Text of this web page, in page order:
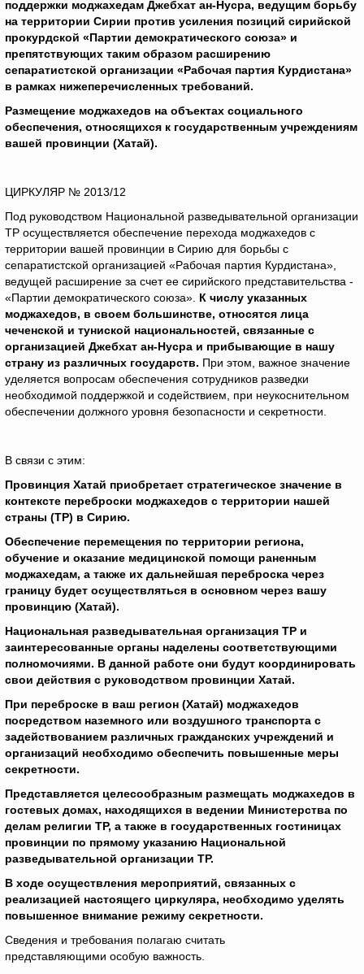
поддержки моджахедам Джебхат ан-Нусра, ведущим борьбу
на территории Сирии против усиления позиций сирийской
прокурдской «Партии демократического союза» и
препятствующих таким образом расширению
сепаратистской организации «Рабочая партия Курдистана»
в рамках нижеперечисленных требований.
Размещение моджахедов на объектах социального
обеспечения, относящихся к государственным учреждениям
вашей провинции (Хатай).
ЦИРКУЛЯР № 2013/12
Под руководством Национальной разведывательной организации
ТР осуществляется обеспечение перехода моджахедов с
территории вашей провинции в Сирию для борьбы с
сепаратистской организацией «Рабочая партия Курдистана»,
ведущей расширение за счет ее сирийского представительства -
«Партии демократического союза». К числу указанных
моджахедов, в своем большинстве, относятся лица
чеченской и туниской национальностей, связанные с
организацией Джебхат ан-Нусра и прибывающие в нашу
страну из различных государств. При этом, важное значение
уделяется вопросам обеспечения сотрудников разведки
необходимой поддержкой и содействием, при неукоснительном
обеспечении должного уровня безопасности и секретности.
В связи с этим:
Провинция Хатай приобретает стратегическое значение в
контексте переброски моджахедов с территории нашей
страны (ТР) в Сирию.
Обеспечение перемещения по территории региона,
обучение и оказание медицинской помощи раненным
моджахедам, а также их дальнейшая переброска через
границу будет осуществляться в основном через вашу
провинцию (Хатай).
Национальная разведывательная организация ТР и
заинтересованные органы наделены соответствующими
полномочиями. В данной работе они будут координировать
свои действия с руководством провинции Хатай.
При переброске в ваш регион (Хатай) моджахедов
посредством наземного или воздушного транспорта с
задействованием различных гражданских учреждений и
организаций необходимо обеспечить повышенные меры
секретности.
Представляется целесообразным размещать моджахедов в
гостевых домах, находящихся в ведении Министерства по
делам религии ТР, а также в государственных гостиницах
провинции по прямому указанию Национальной
разведывательной организации ТР.
В ходе осуществления мероприятий, связанных с
реализацией настоящего циркуляра, необходимо уделять
повышенное внимание режиму секретности.
Сведения и требования полагаю считать
представляющими особую важность.